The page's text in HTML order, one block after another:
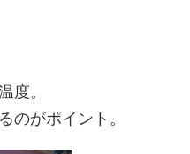
度。
のがポイント。